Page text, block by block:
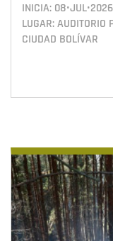
INICIA: 08•JUL•2026
LUGAR: AUDITORIO
CIUDAD BOLÍVAR